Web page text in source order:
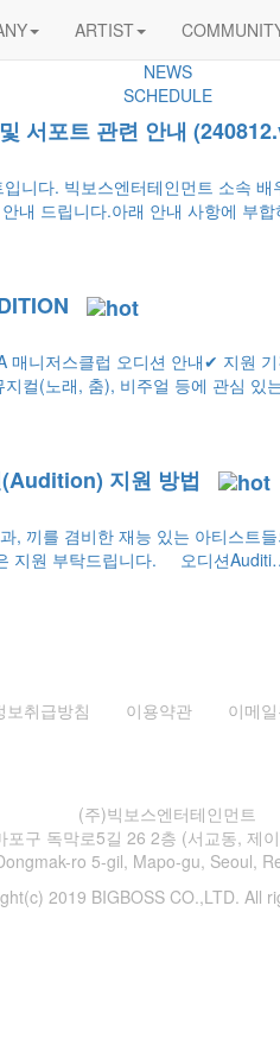
ARTIST
NEWS
SCHEDULE
서포트 관련 안내
니다. 빅보스엔터테인먼트 소속
내 드립니다.아래 안내 사항에 부
매니저스클럽 오디션 안내✔ 지원
지컬(노래, 춤), 비주얼 등에 관심
(Audition) 지원 방법
, 끼를 겸비한 재능 있는 아티스트
지원 부탁드립니다. 오디션
보취급방침 이용약관 이메
(주)빅보스엔터테인먼트
포구 독막로5길 26 2층 (서교동, 제
ro 5-gil, Mapo-gu, Seoul,
2019 BIGBOSS CO.,LTD. All